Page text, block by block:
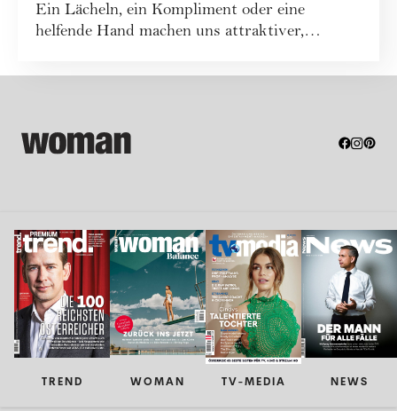
Ein Lächeln, ein Kompliment oder eine
helfende Hand machen uns attraktiver,
TREND WOMAN TV-MEDIA NEWS